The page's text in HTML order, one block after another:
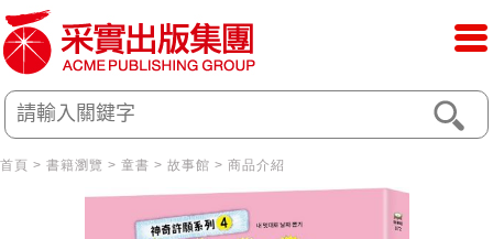
首頁 > 書籍瀏覽 > 童書 > 故事館 > 商品介紹